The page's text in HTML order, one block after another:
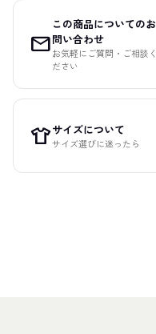
mail
この商品についてのお
問い合わせ
お気軽にご質問・ご相談く
ださい
apparelサイズについて
サイズ選びに迷ったら